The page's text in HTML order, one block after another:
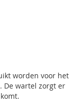
worden voor het
De wartel zorgt er